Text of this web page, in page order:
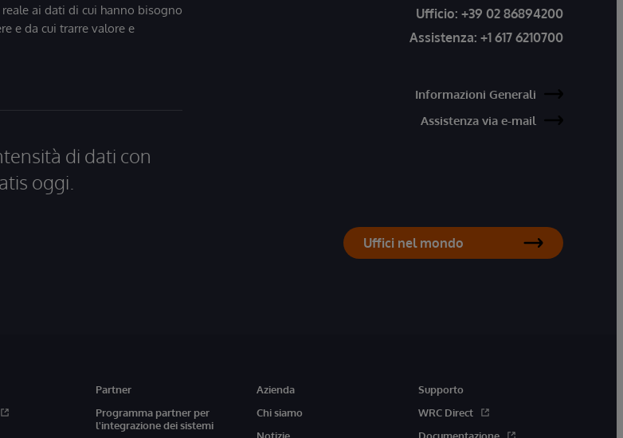
ai dati di cui hanno bisogno
e da cui trarre valore e
di dati con
oggi.
Ufficio: +39 02 86894200
Assistenza: +1 617 6210700
Informazioni Generali
Assistenza via e-mail
Uffici nel mondo
Partner
Programma partner per
l'integrazione dei sistemi
Azienda
Chi siamo
Notizie
Supporto
WRC Direct
Documentazione